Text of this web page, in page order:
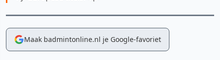
Maak badmintonline.nl je Google-favoriet